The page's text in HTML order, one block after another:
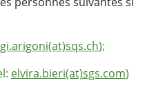
);
elvira.bieri(at)sgs.com)